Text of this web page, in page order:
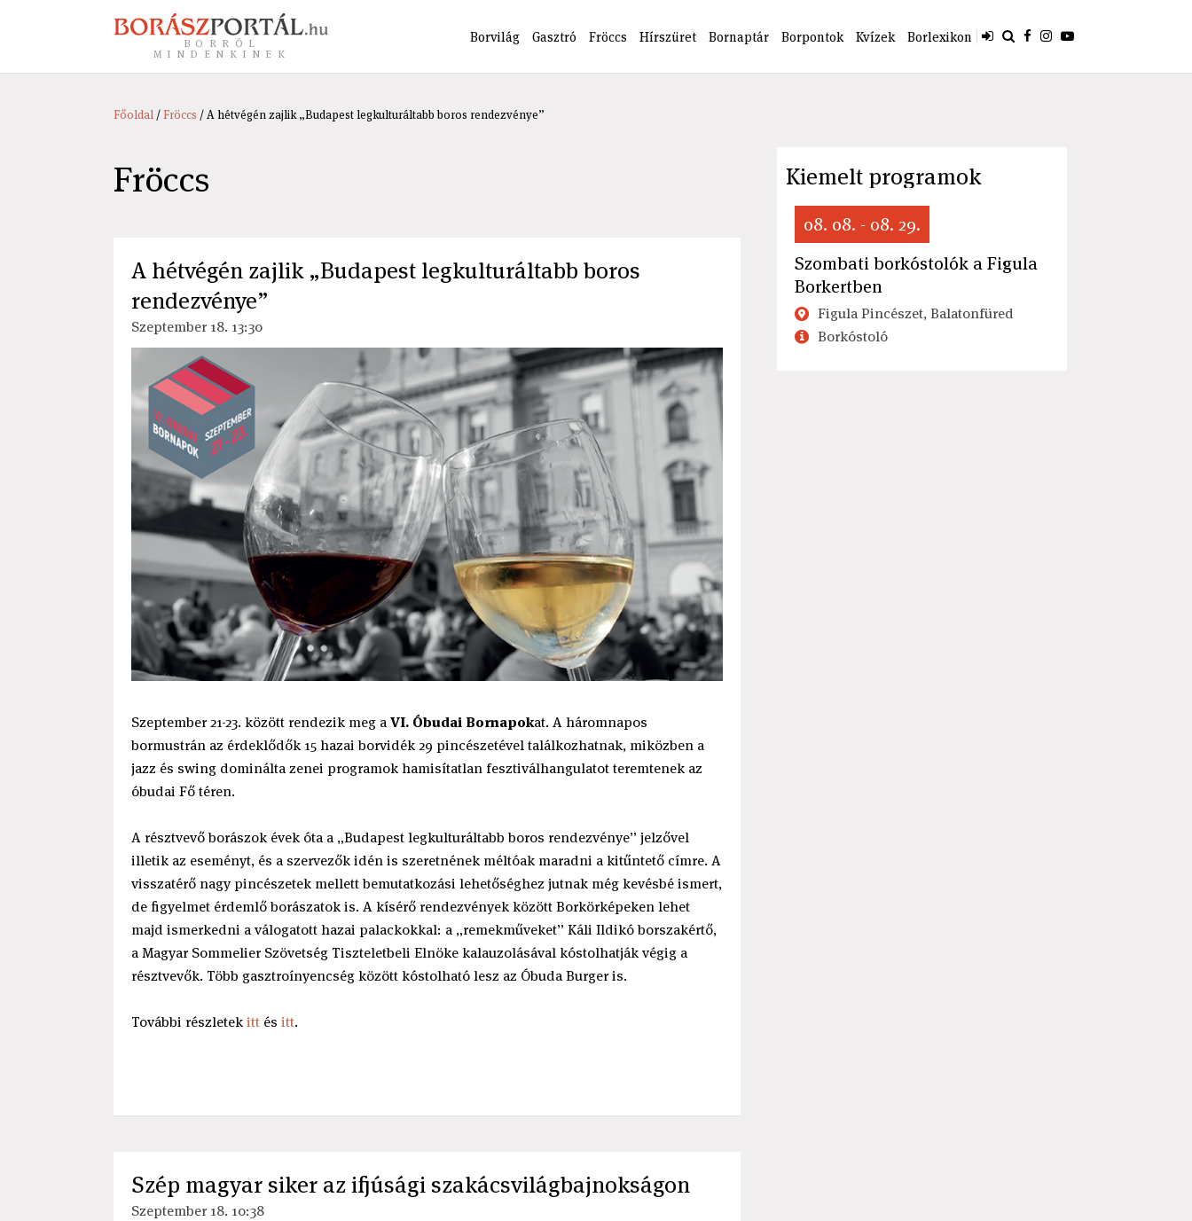
BORRÓL
MINDENKINEK
Borvilág Gasztró Fröccs Hírszüret Bornaptár Borpontok Kvízek Borlexikon
Főoldal/Fröccs / A hétvégén zajlik „Budapest legkulturáltabb boros rendezvénye”
Fröccs
A hétvégén zajlik „Budapest legkulturáltabb boros
rendezvénye”
Szeptember 18. 13:30
Szeptember 21-23. között rendezik meg aVI. Óbudai Bornapokat. A háromnapos
bormustrán az érdeklődők 15 hazai borvidék 29 pincészetével találkozhatnak, miközben a
jazz és swing dominálta zenei programok hamisítatlan fesztiválhangulatot teremtenek az
óbudai Fő téren.
A résztvevő borászok évek óta a „Budapest legkulturáltabb boros rendezvénye” jelzővel
illetik az eseményt, és a szervezők idén is szeretnének méltóak maradni a kitűntető címre. A
visszatérő nagy pincészetek mellett bemutatkozási lehetőséghez jutnak még kevésbé ismert,
de figyelmet érdemlő borászatok is. A kísérő rendezvények között Borkörképeken lehet
majd ismerkedni a válogatott hazai palackokkal: a „remekműveket” Káli Ildikó borszakértő,
a Magyar Sommelier Szövetség Tiszteletbeli Elnöke kalauzolásával kóstolhatják végig a
résztvevők. Több gasztroínyencség között kóstolható lesz az Óbuda Burger is.
További részletekittés itt.
Szép magyar siker az ifjúsági szakácsvilágbajnokságon
Szeptember 18. 10:38
Kiemelt programok
08. 08. - 08. 29.
Szombati borkóstolók a Figula
Borkertben
Figula Pincészet, Balatonfüred
Borkóstoló